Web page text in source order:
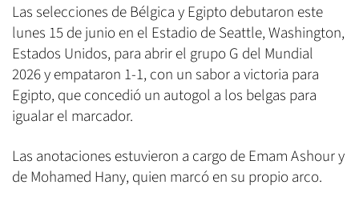
Las selecciones de Bélgica y Egipto debutaron este
lunes 15 de junio en el Estadio de Seattle, Washington,
Estados Unidos, para abrir el grupo G del Mundial
2026 y empataron 1-1, con un sabor a victoria para
Egipto, que concedió un autogol a los belgas para
igualar el marcador.
Las anotaciones estuvieron a cargo de Emam Ashour y
de Mohamed Hany, quien marcó en su propio arco.